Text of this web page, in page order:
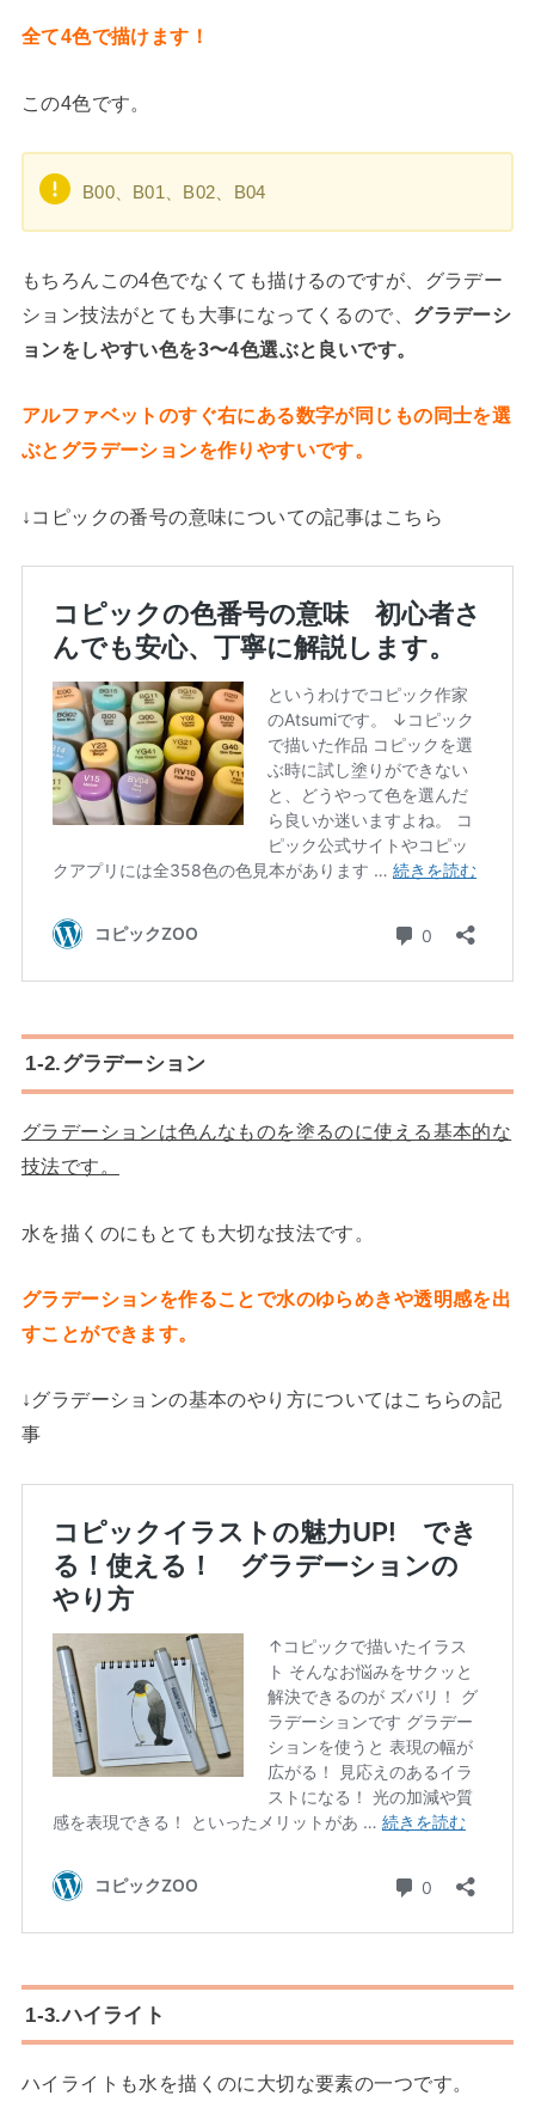
全て4色で描けます！
この4色です。
B00、B01、B02、B04
もちろんこの4色でなくても描けるのですが、グラデー
ション技法がとても大事になってくるので、 グラデーシ
ョンをしやすい色を3〜4色選ぶと良いです。
アルファベットのすぐ右にある数字が同じもの同士を選
ぶとグラデーションを作りやすいです。
↓コピックの番号の意味についての記事はこちら
1-2.グラデーション
グラデーションは色んなものを塗るのに使える基本的な
技法です。
水を描くのにもとても大切な技法です。
グラデーションを作ることで水のゆらめきや透明感を出
すことができます。
↓グラデーションの基本のやり方についてはこちらの記
事
1-3.ハイライト
ハイライトも水を描くのに大切な要素の一つです。